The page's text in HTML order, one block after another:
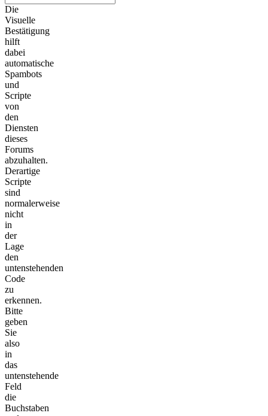
Die
Visuelle
Bestätigung
hilft
dabei
automatische
Spambots
und
Scripte
von
den
Diensten
dieses
Forums
abzuhalten.
Derartige
Scripte
sind
normalerweise
nicht
in
der
Lage
den
untenstehenden
Code
zu
erkennen.
Bitte
geben
Sie
also
in
das
untenstehende
Feld
die
Buchstaben